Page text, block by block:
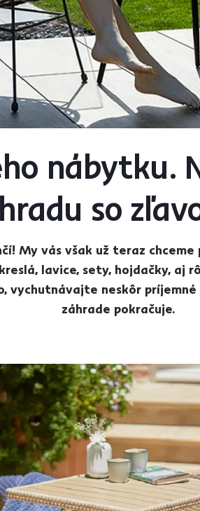
nábytku.
so
My vás však už teraz
lavice, sety, hojdačky, aj
neskôr
záhrade pokračuje.